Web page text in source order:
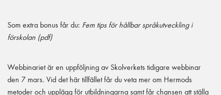
Som extra bonus får du: Fem tips för hållbar språkutveckling i
förskolan (pdf)
Webbinariet är en uppföljning av Skolverkets tidigare webbinar
den 7 mars. Vid det här tillfället får du veta mer om Hermods
metoder och upplägg för utbildningarna samt får chansen att ställa